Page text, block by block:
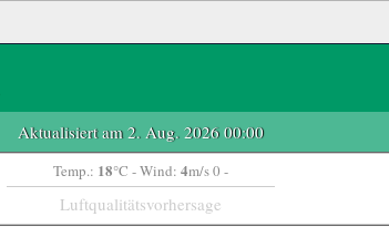
Aktualisiert am 2. Aug. 2026 00:00
Temp.: 18°C - Wind: 4m/s 0 -
Luftqualitätsvorhersage